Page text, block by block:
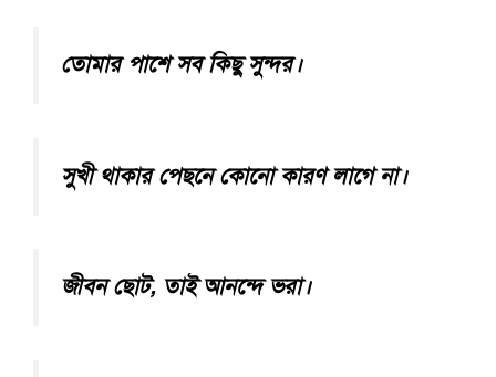
তোমার পাশে সব কিছু সুন্দর।
সুখী থাকার পেছনে কোনো কারণ লাগে না।
জীবন ছোট, তাই আনন্দে ভরা।